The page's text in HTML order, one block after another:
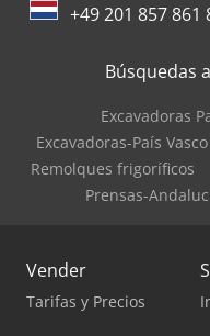
+49 201 857 861
Búsquedas
Excavadoras
Excavadoras-País Vasco
Remolques frigoríficos
Prensas-
Vender
Tarifas y Precios